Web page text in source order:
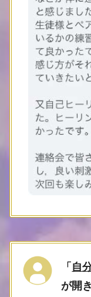
「自
が開